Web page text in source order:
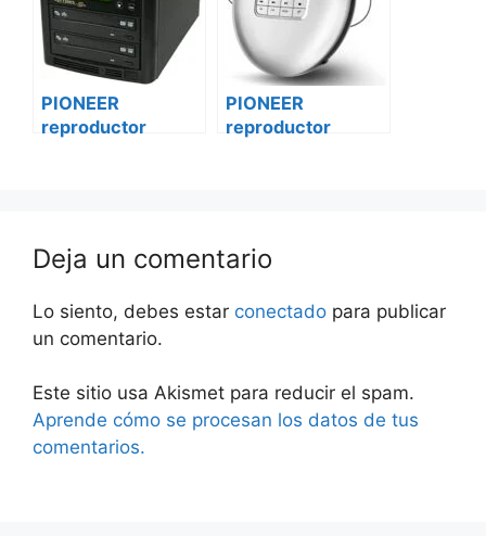
PIONEER
reproductor
PIONEER
reproductor
Deja un comentario
Lo siento, debes estar conectado para publicar
un comentario.
Este sitio usa Akismet para reducir el spam.
Aprende cómo se procesan los datos de tus
comentarios.